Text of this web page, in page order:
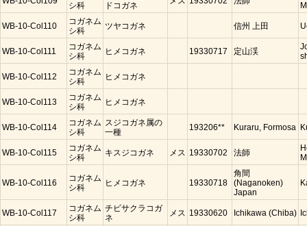
シ科
ドコガネ
WB-10-Col110
コガネム
シ科
ツヤコガネ 信州 上田
WB-10-Col111
コガネム
シ科
ヒメコガネ 19330717 定山渓
WB-10-Col112
コガネム
シ科
ヒメコガネ
WB-10-Col113
コガネム
シ科
ヒメコガネ
WB-10-Col114
コガネム
シ科
スジコガネ属の
一種
193206** Kuraru, Formosa
WB-10-Col115
コガネム
シ科
キスジコガネ メス 19330702 法師
WB-10-Col116
コガネム
シ科
ヒメコガネ 19330718
角間
(Naganoken)
Japan
WB-10-Col117
コガネム
シ科
チビサクラコガ
ネ
メス 19330620 Ichikawa (Chiba)